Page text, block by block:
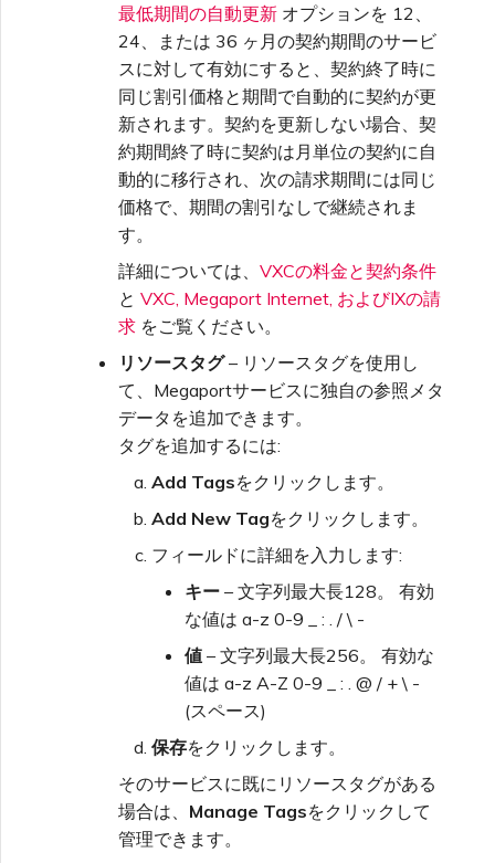
最低期間の自動更新 オプションを 12、
24、または 36 ヶ月の契約期間のサービ
スに対して有効にすると、契約終了時に
同じ割引価格と期間で自動的に契約が更
新されます。契約を更新しない場合、契
約期間終了時に契約は月単位の契約に自
動的に移行され、次の請求期間には同じ
価格で、期間の割引なしで継続されま
す。
詳細については、 VXCの料金と契約条件
と VXC, Megaport Internet, およびIXの請
求 をご覧ください。
リソースタグ– リソースタグを使用し
て、Megaportサービスに独自の参照メタ
データを追加できます。
タグを追加するには:
Add Tagsをクリックします。
Add New Tagをクリックします。
フィールドに詳細を入力します:
キー – 文字列最大長128。 有効
な値は a-z 0-9 _ : . / \ -
値 – 文字列最大長256。 有効な
値は a-z A-Z 0-9 _ : . @ / + \ -
(スペース)
保存をクリックします。
そのサービスに既にリソースタグがある
場合は、 Manage Tagsをクリックして
管理できます。